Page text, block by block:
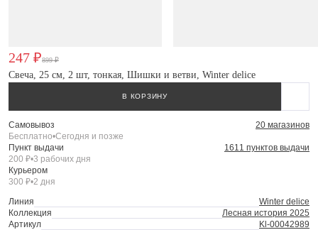
Свеча, 25 см, 2 шт, тонкая, Шишки и ветви, Winter delice
247 ₽899 ₽
В КОРЗИНУ
Самовывоз
20 магазинов
Бесплатно•Сегодня и позже
Пункт выдачи
1611 пунктов выдачи
200 ₽•3 рабочих дня
Курьером
300 ₽•2 дня
Линия
Winter delice
Коллекция
Лесная история 2025
Артикул
Kl-00042989